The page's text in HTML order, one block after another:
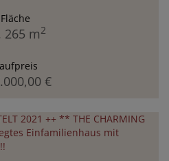
Fläche
265 m2
€